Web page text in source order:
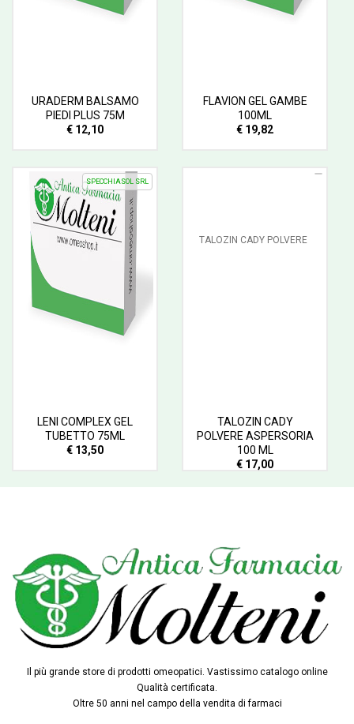
URADERM BALSAMO
PIEDI PLUS 75M
€ 12,10
FLAVION GEL GAMBE
100ML
€ 19,82
SPECCHIASOL SRL
LENI COMPLEX GEL
TUBETTO 75ML
€ 13,50
TALOZIN CADY
POLVERE ASPERSORIA
100 ML
€ 17,00
Il più grande store di prodotti omeopatici. Vastissimo catalogo online
Qualità certificata.
Oltre 50 anni nel campo della vendita di farmaci